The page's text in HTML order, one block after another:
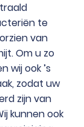
te
van
Om u zo
wij ook ’s
zodat uw
zijn van
kunnen ook